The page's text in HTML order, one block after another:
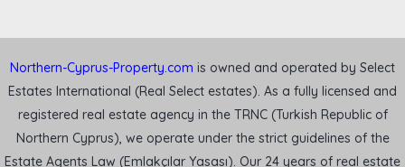
Northern-Cyprus-Property.com is owned and operated by Select
Estates International (Real Select estates). As a fully licensed and
registered real estate agency in the TRNC (Turkish Republic of
Northern Cyprus), we operate under the strict guidelines of the
Estate Agents Law (Emlakçılar Yasası). Our 24 years of real estate